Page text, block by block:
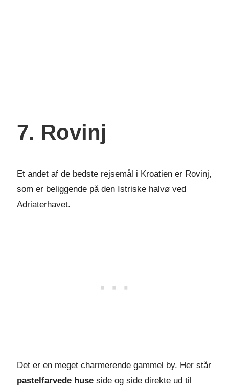
7. Rovinj
Et andet af de bedste rejsemål i Kroatien er Rovinj,
som er beliggende på den Istriske halvø ved
Adriaterhavet.
Det er en meget charmerende gammel by. Her står
pastelfarvede huse side og side direkte ud til